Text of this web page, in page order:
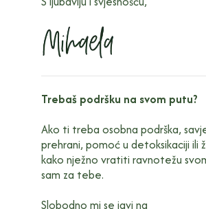
Trebaš podršku na svom putu?
Ako ti treba osobna podrška,
prehrani, pomoć u detoksikaciji ili
kako nježno vratiti ravnotežu
sam za tebe.
Slobodno mi se javi na